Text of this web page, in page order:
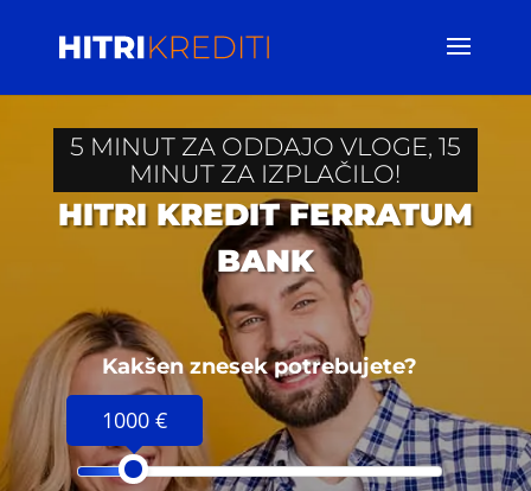
5 MINUT ZA ODDAJO VLOGE, 15
MINUT ZA IZPLAČILO!
HITRI KREDIT FERRATUM
BANK
Kakšen znesek potrebujete?
1000 €